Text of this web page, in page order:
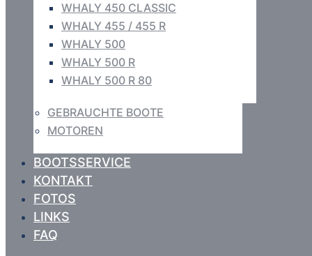
WHALY 450 CLASSIC
WHALY 455 / 455 R
WHALY 500
WHALY 500 R
WHALY 500 R 80
GEBRAUCHTE BOOTE
MOTOREN
BOOTSSERVICE
KONTAKT
FOTOS
LINKS
FAQ